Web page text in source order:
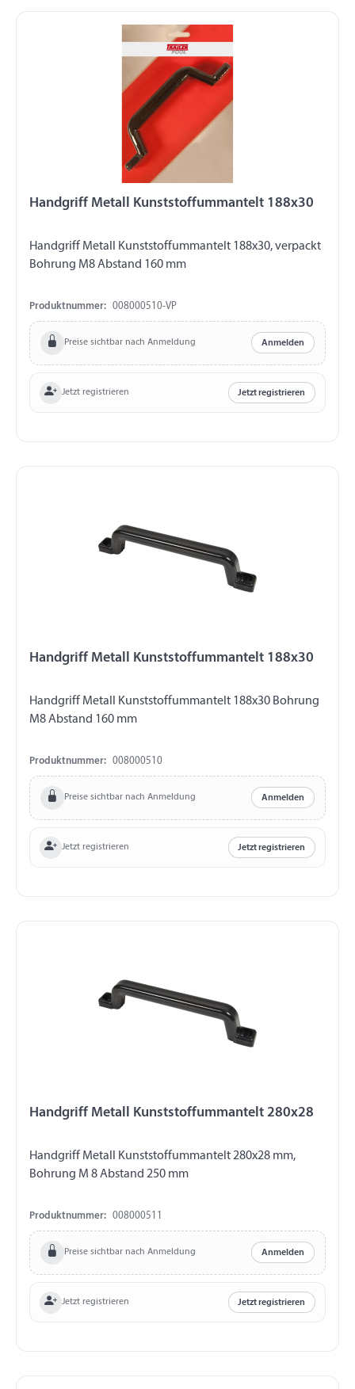
Handgriff Metall Kunststoffummantelt 188x30
Handgriff Metall Kunststoffummantelt 188x30, verpackt
Bohrung M8 Abstand 160 mm
Produktnummer: 008000510-VP
Preise sichtbar nach Anmeldung Anmelden
Jetzt registrieren Jetzt registrieren
Handgriff Metall Kunststoffummantelt 188x30
Handgriff Metall Kunststoffummantelt 188x30 Bohrung
M8 Abstand 160 mm
Produktnummer: 008000510
Preise sichtbar nach Anmeldung Anmelden
Jetzt registrieren Jetzt registrieren
Handgriff Metall Kunststoffummantelt 280x28
Handgriff Metall Kunststoffummantelt 280x28 mm,
Bohrung M 8 Abstand 250 mm
Produktnummer: 008000511
Preise sichtbar nach Anmeldung Anmelden
Jetzt registrieren Jetzt registrieren